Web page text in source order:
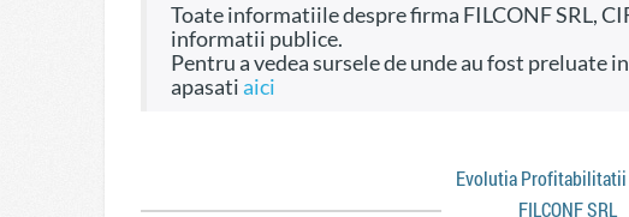
Toate informatiile despre firma FILCONF SRL, CIF 11792011, pe site-ul firme.info sunt
informatii publice.
Pentru a vedea sursele de unde au fost preluate informatiile si dreptul de a fi folosite
apasatiaici
Evolutia
FILCONF SRL